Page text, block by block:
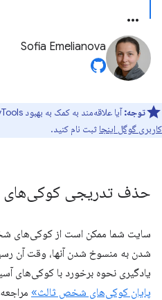
Sofia Emelianova
توجه:آیا علاقه‌مند به کمک به بهبود DevTools هستید؟ برای شرکت در
کاربری گوگل اینجا ثبت نام کنید.
حذف تدریجی
سایت شما ممکن است از کوکی‌های
شدن به منسوخ شدن آنها، وقت آن
یادگیری نحوه برخورد با کوکی‌های
پایان کوکی‌های شخص ثالث»